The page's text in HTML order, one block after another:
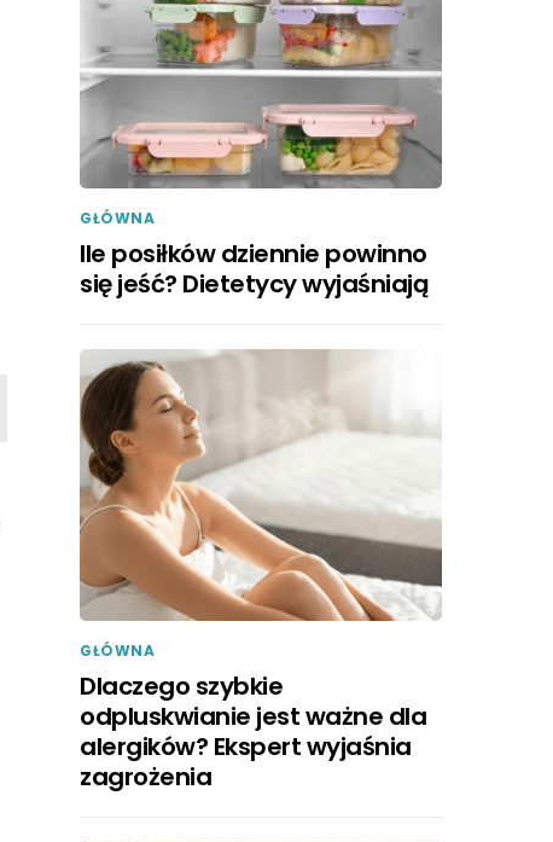
GŁÓWNA
Ile posiłków dziennie powinno
się jeść? Dietetycy wyjaśniają
GŁÓWNA
Dlaczego szybkie
odpluskwianie jest ważne dla
alergików? Ekspert wyjaśnia
zagrożenia